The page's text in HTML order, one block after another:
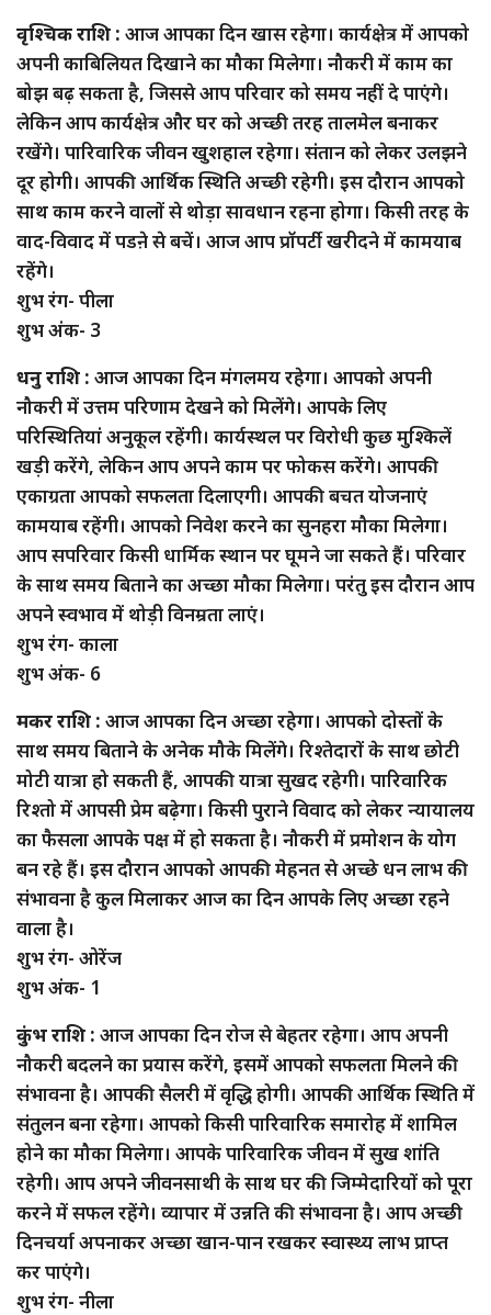
वृश्चिक राशि : आज आपका दिन खास रहेगा। कार्यक्षेत्र में आपको
अपनी काबिलियत दिखाने का मौका मिलेगा। नौकरी में काम का
बोझ बढ़ सकता है, जिससे आप परिवार को समय नहीं दे पाएंगे।
लेकिन आप कार्यक्षेत्र और घर को अच्छी तरह तालमेल बनाकर
रखेंगे। पारिवारिक जीवन खुशहाल रहेगा। संतान को लेकर उलझने
दूर होगी। आपकी आर्थिक स्थिति अच्छी रहेगी। इस दौरान आपको
साथ काम करने वालों से थोड़ा सावधान रहना होगा। किसी तरह के
वाद-विवाद में पडऩे से बचें। आज आप प्रॉपर्टी खरीदने में कामयाब
रहेंगे।
शुभ रंग- पीला
शुभ अंक- 3
धनु राशि : आज आपका दिन मंगलमय रहेगा। आपको अपनी
नौकरी में उत्तम परिणाम देखने को मिलेंगे। आपके लिए
परिस्थितियां अनुकूल रहेंगी। कार्यस्थल पर विरोधी कुछ मुश्किलें
खड़ी करेंगे, लेकिन आप अपने काम पर फोकस करेंगे। आपकी
एकाग्रता आपको सफलता दिलाएगी। आपकी बचत योजनाएं
कामयाब रहेंगी। आपको निवेश करने का सुनहरा मौका मिलेगा।
आप सपरिवार किसी धार्मिक स्थान पर घूमने जा सकते हैं। परिवार
के साथ समय बिताने का अच्छा मौका मिलेगा। परंतु इस दौरान आप
अपने स्वभाव में थोड़ी विनम्रता लाएं।
शुभ रंग- काला
शुभ अंक- 6
मकर राशि : आज आपका दिन अच्छा रहेगा। आपको दोस्तों के
साथ समय बिताने के अनेक मौके मिलेंगे। रिश्तेदारों के साथ छोटी
मोटी यात्रा हो सकती हैं, आपकी यात्रा सुखद रहेगी। पारिवारिक
रिश्तो में आपसी प्रेम बढ़ेगा। किसी पुराने विवाद को लेकर न्यायालय
का फैसला आपके पक्ष में हो सकता है। नौकरी में प्रमोशन के योग
बन रहे हैं। इस दौरान आपको आपकी मेहनत से अच्छे धन लाभ की
संभावना है कुल मिलाकर आज का दिन आपके लिए अच्छा रहने
वाला है।
शुभ रंग- ओरेंज
शुभ अंक- 1
कुंभ राशि : आज आपका दिन रोज से बेहतर रहेगा। आप अपनी
नौकरी बदलने का प्रयास करेंगे, इसमें आपको सफलता मिलने की
संभावना है। आपकी सैलरी में वृद्धि होगी। आपकी आर्थिक स्थिति में
संतुलन बना रहेगा। आपको किसी पारिवारिक समारोह में शामिल
होने का मौका मिलेगा। आपके पारिवारिक जीवन में सुख शांति
रहेगी। आप अपने जीवनसाथी के साथ घर की जिम्मेदारियों को पूरा
करने में सफल रहेंगे। व्यापार में उन्नति की संभावना है। आप अच्छी
दिनचर्या अपनाकर अच्छा खान-पान रखकर स्वास्थ्य लाभ प्राप्त
कर पाएंगे।
शुभ रंग- नीला